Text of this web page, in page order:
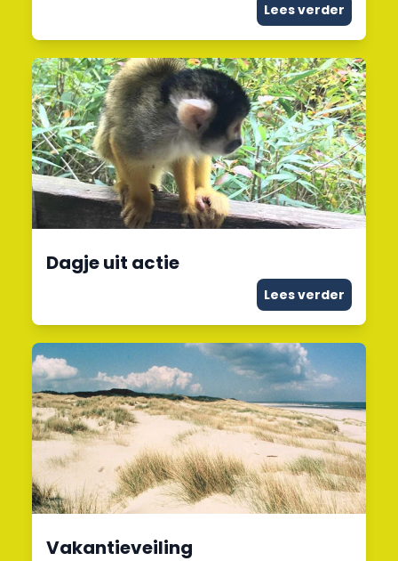
Lees verder
Dagje uit actie
Lees verder
Vakantieveiling